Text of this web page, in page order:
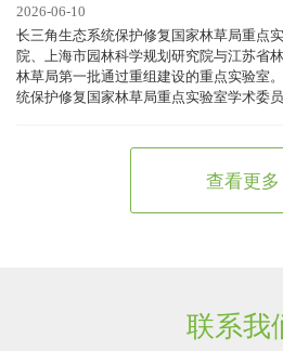
2026-06-10
长三角生态系统保护修复国家林草局重点
院、上海市园林科学规划研究院与江苏省
林草局第一批通过重组建设的重点实验室
统保护修复国家林草局重点实验室学术委
查看更多
联系我